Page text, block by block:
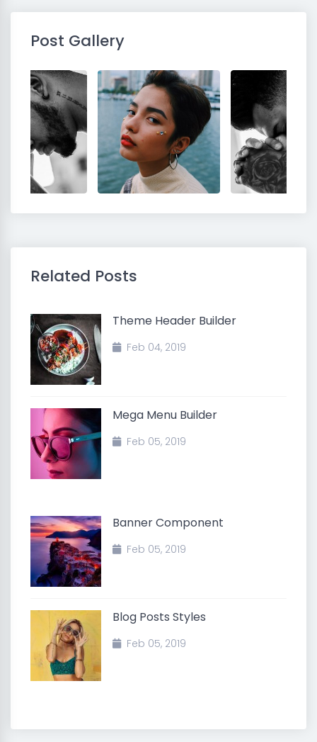
Post Gallery
Related Posts
Theme Header Builder
Feb 04, 2019
Mega Menu Builder
Feb 05, 2019
Banner Component
Feb 05, 2019
Blog Posts Styles
Feb 05, 2019